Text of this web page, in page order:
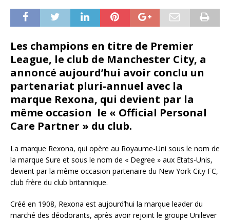
Les champions en titre de Premier
League, le club de Manchester City, a
annoncé aujourd’hui avoir conclu un
partenariat pluri-annuel avec la
marque Rexona, qui devient par la
même occasion le « Official Personal
Care Partner » du club.
La marque Rexona, qui opère au Royaume-Uni sous le nom de
la marque Sure et sous le nom de « Degree » aux Etats-Unis,
devient par la même occasion partenaire du New York City FC,
club frère du club britannique.
Créé en 1908, Rexona est aujourd’hui la marque leader du
marché des déodorants, après avoir rejoint le groupe Unilever